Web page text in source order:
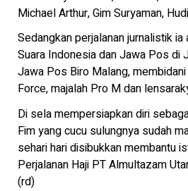
Michael Arthur, Gim Suryaman,
Sedangkan perjalanan jurnalistik
Suara Indonesia dan Jawa Pos di
Jawa Pos Biro Malang,
Force, majalah Pro M dan
Di sela mempersiapkan diri
Fim yang cucu sulungnya sudah
sehari hari disibukkan membantu
Perjalanan Haji PT Almultazam
(rd)